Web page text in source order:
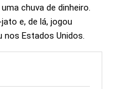
chuva de dinheiro.
e, de lá, jogou
nos Estados Unidos.